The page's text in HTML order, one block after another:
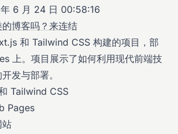
6 月 24 日 00:58:16
博客吗？来连结
和 Tailwind CSS 构建的项目，部
上。项目展示了如何利用现代前端技
发与部署。
Tailwind CSS
Pages
站